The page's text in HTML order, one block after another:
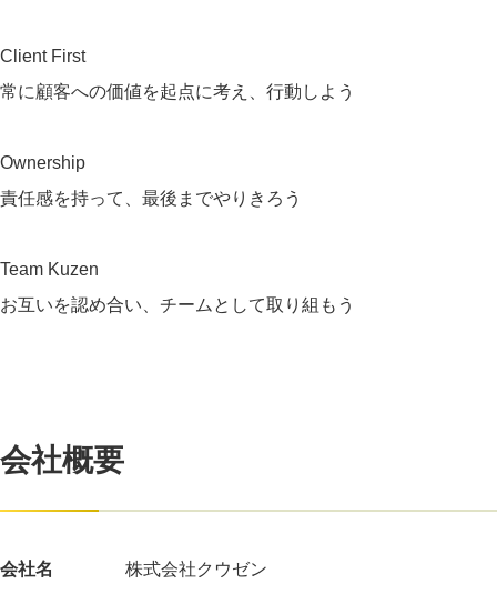
Client First
常に顧客への価値を起点に考え、行動しよう
Ownership
責任感を持って、最後までやりきろう
Team Kuzen
お互いを認め合い、チームとして取り組もう
会社概要
会社名 株式会社クウゼン